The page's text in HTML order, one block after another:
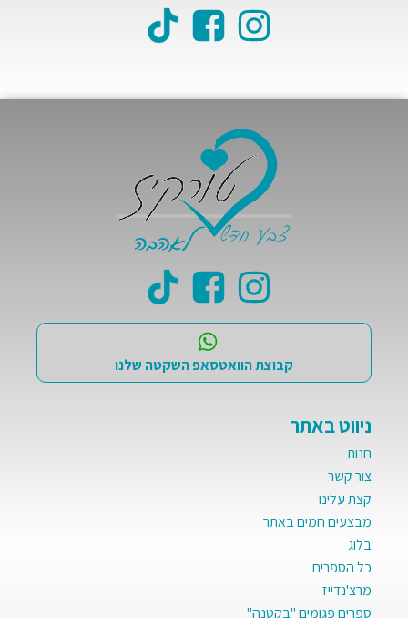
קבוצת הוואטסאפ השקטה שלנו
ניווט באתר
חנות
צור קשר
קצת עלינו
מבצעים חמים באתר
בלוג
כל הספרים
מרצ'נדייז
ספרים פגומים "בקטנה"